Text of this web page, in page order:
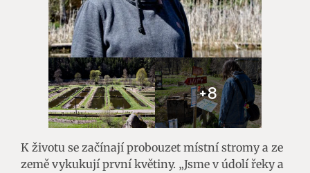
+8
K životu se začínají probouzet místní stromy a ze
země vykukují první květiny. „Jsme v údolí řeky a